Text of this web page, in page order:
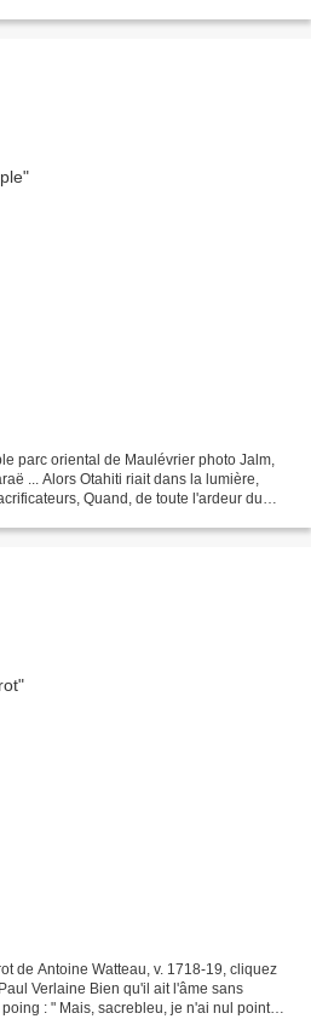
parc oriental de Maulévrier photo Jalm,
... Alors Otahiti riait dans la lumière,
Quand, de toute l'ardeur du
de Antoine Watteau, v. 1718-19, cliquez
Verlaine Bien qu'il ait l'âme sans
: " Mais, sacrebleu, je n'ai nul point